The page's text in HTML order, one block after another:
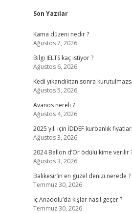
Sidebar
Son Yazılar
Kama düzeni nedir ?
Ağustos 7, 2026
Bilgi IELTS kaç istiyor ?
Ağustos 6, 2026
Kedi yıkandıktan sonra
Ağustos 5, 2026
Avanos nereli ?
Ağustos 4, 2026
2025 yılı için İDDEF kurbanlık
Ağustos 3, 2026
2024 Ballon d’Or ödülü kime verilir
Ağustos 3, 2026
Balıkesir’in en güzel denizi nerede ?
Temmuz 30, 2026
İç Anadolu’da kışlar nasıl geçer ?
Temmuz 30, 2026
ilbet